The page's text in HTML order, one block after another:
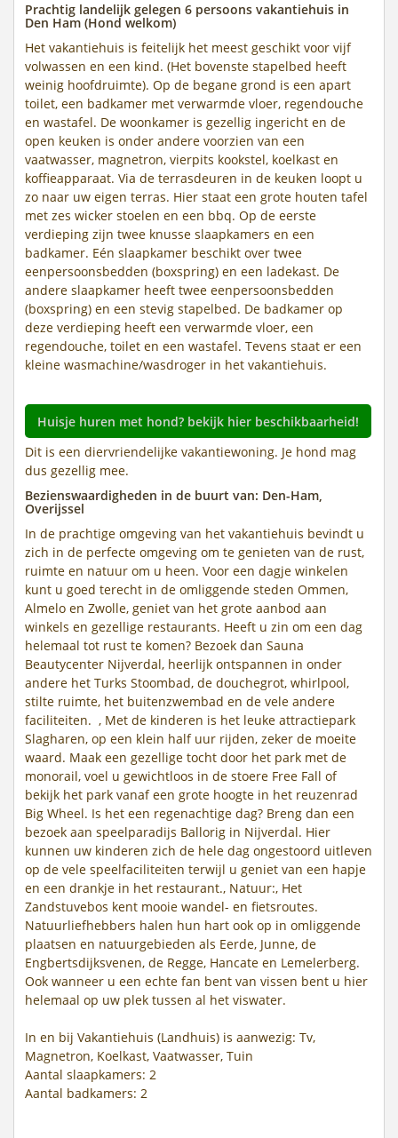
Prachtig landelijk gelegen 6 persoons vakantiehuis in
Den Ham (Hond welkom)
Het vakantiehuis is feitelijk het meest geschikt voor vijf
volwassen en een kind. (Het bovenste stapelbed heeft
weinig hoofdruimte). Op de begane grond is een apart
toilet, een badkamer met verwarmde vloer, regendouche
en wastafel. De woonkamer is gezellig ingericht en de
open keuken is onder andere voorzien van een
vaatwasser, magnetron, vierpits kookstel, koelkast en
koffieapparaat. Via de terrasdeuren in de keuken loopt u
zo naar uw eigen terras. Hier staat een grote houten tafel
met zes wicker stoelen en een bbq. Op de eerste
verdieping zijn twee knusse slaapkamers en een
badkamer. Eén slaapkamer beschikt over twee
eenpersoonsbedden (boxspring) en een ladekast. De
andere slaapkamer heeft twee eenpersoonsbedden
(boxspring) en een stevig stapelbed. De badkamer op
deze verdieping heeft een verwarmde vloer, een
regendouche, toilet en een wastafel. Tevens staat er een
kleine wasmachine/wasdroger in het vakantiehuis.
Huisje huren met hond? bekijk hier beschikbaarheid!
Dit is een diervriendelijke vakantiewoning. Je hond mag
dus gezellig mee.
Bezienswaardigheden in de buurt van: Den-Ham,
Overijssel
In de prachtige omgeving van het vakantiehuis bevindt u
zich in de perfecte omgeving om te genieten van de rust,
ruimte en natuur om u heen. Voor een dagje winkelen
kunt u goed terecht in de omliggende steden Ommen,
Almelo en Zwolle, geniet van het grote aanbod aan
winkels en gezellige restaurants. Heeft u zin om een dag
helemaal tot rust te komen? Bezoek dan Sauna
Beautycenter Nijverdal, heerlijk ontspannen in onder
andere het Turks Stoombad, de douchegrot, whirlpool,
stilte ruimte, het buitenzwembad en de vele andere
faciliteiten. , Met de kinderen is het leuke attractiepark
Slagharen, op een klein half uur rijden, zeker de moeite
waard. Maak een gezellige tocht door het park met de
monorail, voel u gewichtloos in de stoere Free Fall of
bekijk het park vanaf een grote hoogte in het reuzenrad
Big Wheel. Is het een regenachtige dag? Breng dan een
bezoek aan speelparadijs Ballorig in Nijverdal. Hier
kunnen uw kinderen zich de hele dag ongestoord uitleven
op de vele speelfaciliteiten terwijl u geniet van een hapje
en een drankje in het restaurant., Natuur:, Het
Zandstuvebos kent mooie wandel- en fietsroutes.
Natuurliefhebbers halen hun hart ook op in omliggende
plaatsen en natuurgebieden als Eerde, Junne, de
Engbertsdijksvenen, de Regge, Hancate en Lemelerberg.
Ook wanneer u een echte fan bent van vissen bent u hier
helemaal op uw plek tussen al het viswater.
In en bij Vakantiehuis (Landhuis) is aanwezig: Tv,
Magnetron, Koelkast, Vaatwasser, Tuin
Aantal slaapkamers: 2
Aantal badkamers: 2